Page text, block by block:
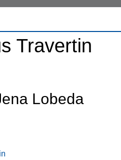
Travertin
Lobeda